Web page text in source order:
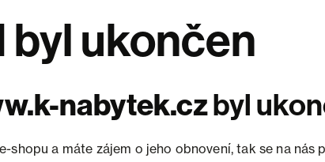
byl ukončen
nabytek.czbyl
shopu a máte zájem o jeho obnovení, tak se na nás